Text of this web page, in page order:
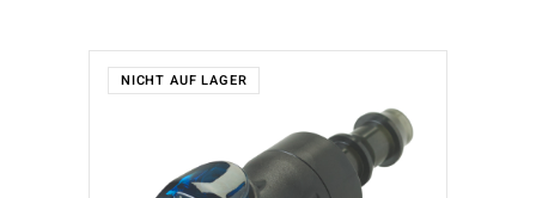
NICHT AUF LAGER